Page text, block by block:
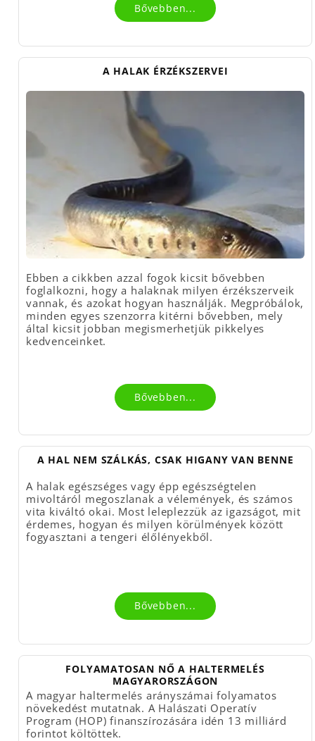
Bővebben...
A HALAK ÉRZÉKSZERVEI
Ebben a cikkben azzal fogok kicsit bővebben
foglalkozni, hogy a halaknak milyen érzékszerveik
vannak, és azokat hogyan használják. Megpróbálok,
minden egyes szenzorra kitérni bővebben, mely
által kicsit jobban megismerhetjük pikkelyes
kedvenceinket.
Bővebben...
A HAL NEM SZÁLKÁS, CSAK HIGANY VAN BENNE
A halak egészséges vagy épp egészségtelen
mivoltáról megoszlanak a vélemények, és számos
vita kiváltó okai. Most leleplezzük az igazságot, mit
érdemes, hogyan és milyen körülmények között
fogyasztani a tengeri élőlényekből.
Bővebben...
FOLYAMATOSAN NŐ A HALTERMELÉS
MAGYARORSZÁGON
A magyar haltermelés arányszámai folyamatos
növekedést mutatnak. A Halászati Operatív
Program (HOP) finanszírozására idén 13 milliárd
forintot költöttek.